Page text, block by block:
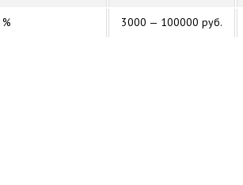
3000 — 100000 руб.